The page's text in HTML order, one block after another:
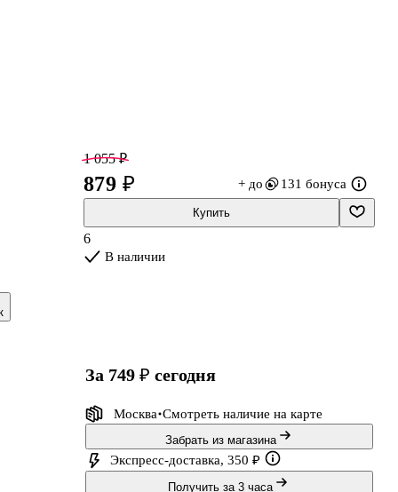
1 055 ₽
879 ₽ + до 131 бонуса
Купить
6
В наличии
за 749 ₽ сегодня
Москва Смотреть наличие на карте
Забрать из магазина
Экспресс-доставка, 350 ₽
Получить за 3 часа